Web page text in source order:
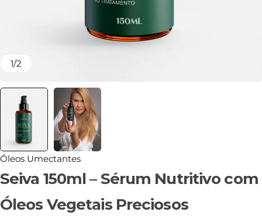
1/2
Óleos Umectantes
Seiva 150ml – Sérum Nutritivo com
Óleos Vegetais Preciosos